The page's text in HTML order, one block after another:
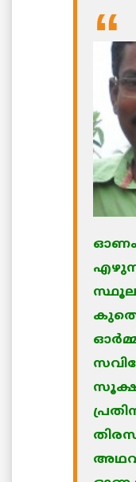
സ്ഥൂല